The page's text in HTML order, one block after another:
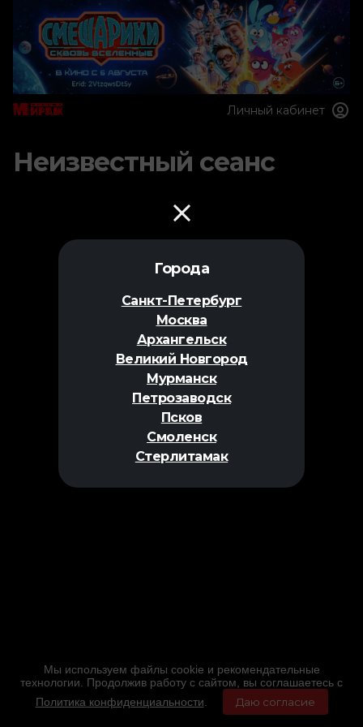
Города
Санкт-Петербург
Москва
Архангельск
Великий Новгород
Мурманск
Петрозаводск
Псков
Смоленск
Стерлитамак
Личный кабинет
Неизвестный сеанс
Мы используем файлы cookie и рекомендательные
технологии. Продолжив работу с сайтом, вы соглашаетесь с
Политика конфиденциальности
Даю согласие